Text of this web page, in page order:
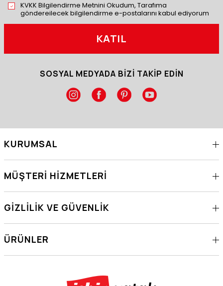
KVKK Bilgilendirme Metnini Okudum, Tarafıma
göndereilecek bilgilendirme e-postalarını kabul ediyorum
KATIL
SOSYAL MEDYADA BİZİ TAKİP EDİN
KURUMSAL
MÜŞTERI HIZMETLERI
GIZLILIK VE GÜVENLIK
ÜRÜNLER